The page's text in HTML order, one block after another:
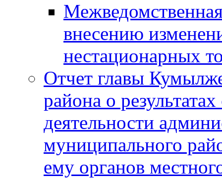
внесению
нестационарных
Отчет главы
района о
деятельности
муниципального
ему органов